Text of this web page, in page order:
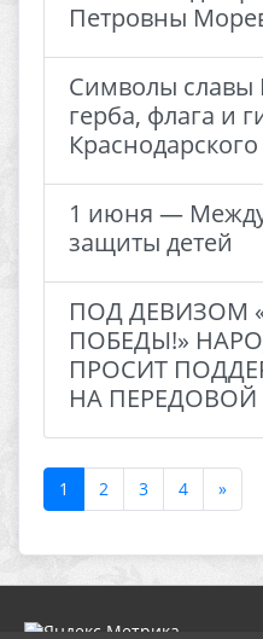
Петровны
Символы славы
герба, флага и
1 июня —
защиты детей
ПОД ДЕВИЗОМ
ПОБЕДЫ!»
ПРОСИТ
НА ПЕРЕДОВОЙ
1 2 3 4 »